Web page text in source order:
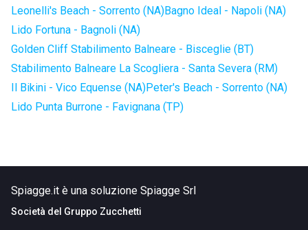
Leonelli's Beach - Sorrento (NA)Bagno Ideal - Napoli (NA)
Lido Fortuna - Bagnoli (NA)
Golden Cliff Stabilimento Balneare - Bisceglie (BT)
Stabilimento Balneare La Scogliera - Santa Severa (RM)
Il Bikini - Vico Equense (NA)Peter's Beach - Sorrento (NA)
Lido Punta Burrone - Favignana (TP)
Spiagge.it è una soluzione Spiagge Srl
Società del Gruppo Zucchetti